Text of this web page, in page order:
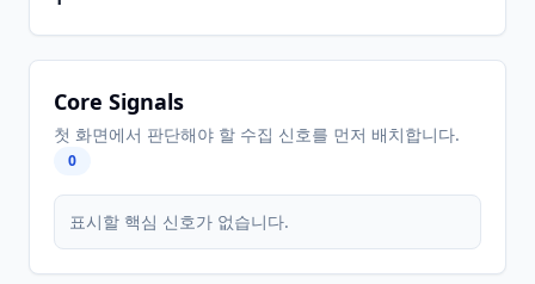
Core Signals
첫 화면에서 판단해야 할 수집 신호를 먼저 배치합니다.
0
표시할 핵심 신호가 없습니다.